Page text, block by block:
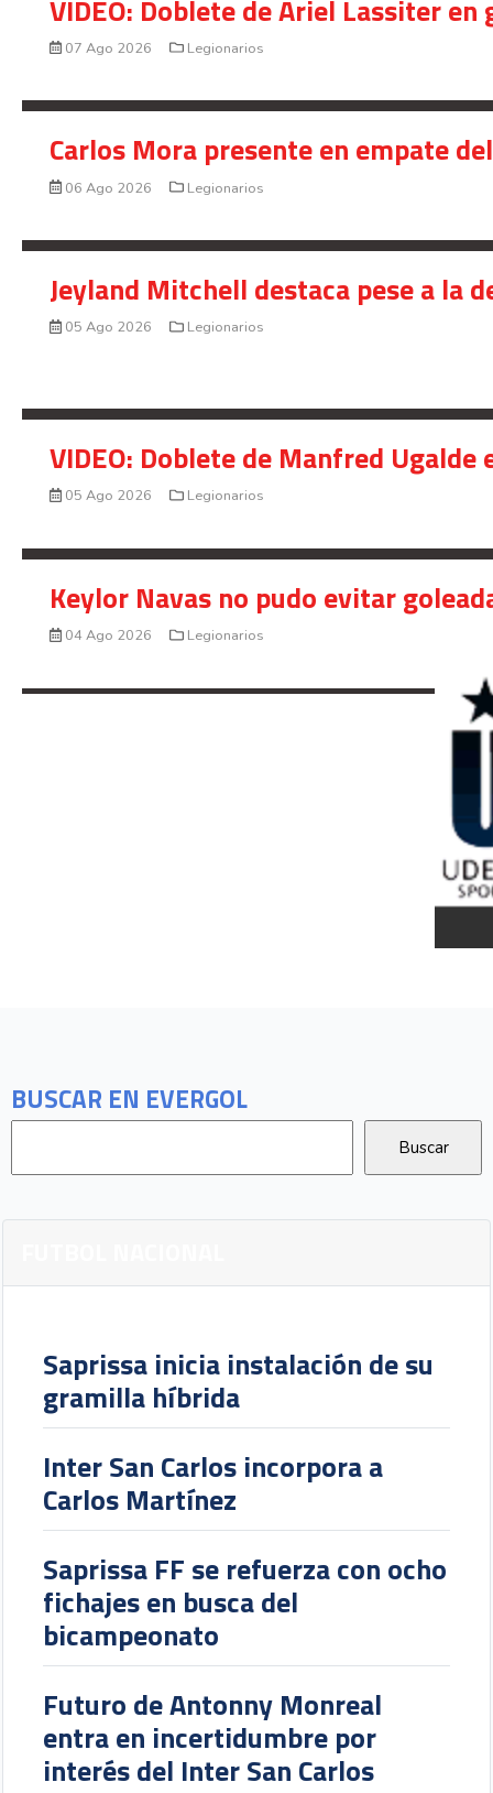
BUSCAR EN EVERGOL
Saprissa inicia instalación de su
gramilla híbrida
Inter San Carlos incorpora a
Carlos Martínez
Saprissa FF se refuerza con ocho
fichajes en busca del
bicampeonato
Futuro de Antonny Monreal
entra en incertidumbre por
interés del Inter San Carlos
VIDEO: Doblete de Ariel Lassiter
07 Ago 2026 Legionarios
Carlos Mora presente en empate
06 Ago 2026 Legionarios
Jeyland Mitchell destaca pese a la
05 Ago 2026 Legionarios
VIDEO: Doblete de Manfred
05 Ago 2026 Legionarios
Keylor Navas no pudo evitar
04 Ago 2026 Legionarios